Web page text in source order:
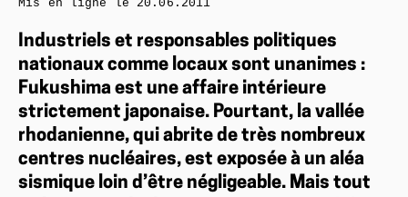
Industriels et responsables politiques
nationaux comme locaux sont unanimes :
Fukushima est une affaire intérieure
strictement japonaise. Pourtant, la vallée
rhodanienne, qui abrite de très nombreux
centres nucléaires, est exposée à un aléa
sismique loin d’être négligeable. Mais tout
Mis en ligne le 20.06.2011